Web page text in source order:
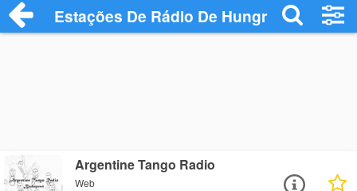
Estações De Rádio De Hungria
Argentine Tango Radio
Web